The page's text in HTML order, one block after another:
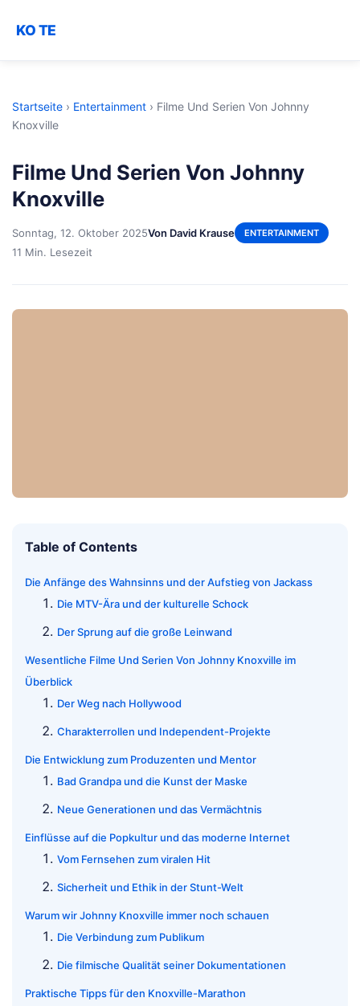
KO TE
Startseite › Entertainment › Filme Und Serien Von Johnny
Knoxville
Filme Und Serien Von Johnny
Knoxville
Sonntag, 12. Oktober 2025Von David Krause ENTERTAINMENT
11 Min. Lesezeit
Table of Contents
Die Anfänge des Wahnsinns und der Aufstieg von Jackass
Die MTV-Ära und der kulturelle Schock
Der Sprung auf die große Leinwand
Wesentliche Filme Und Serien Von Johnny Knoxville im
Überblick
Der Weg nach Hollywood
Charakterrollen und Independent-Projekte
Die Entwicklung zum Produzenten und Mentor
Bad Grandpa und die Kunst der Maske
Neue Generationen und das Vermächtnis
Einflüsse auf die Popkultur und das moderne Internet
Vom Fernsehen zum viralen Hit
Sicherheit und Ethik in der Stunt-Welt
Warum wir Johnny Knoxville immer noch schauen
Die Verbindung zum Publikum
Die filmische Qualität seiner Dokumentationen
Praktische Tipps für den Knoxville-Marathon